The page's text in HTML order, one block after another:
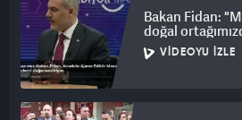
Bakan Fidan:
doğal
VIDEOYU İZLE